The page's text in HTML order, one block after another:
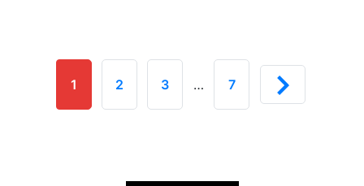
1 2 3 … 7